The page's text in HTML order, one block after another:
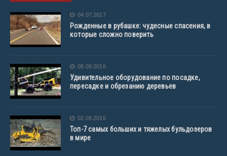
04.07.2017
Рожденные в рубашке: чудесные спасения, в
которые сложно поверить
08.09.2016
Удивительное оборудование по посадке,
пересадке и обрезанию деревьев
02.09.2016
Топ-7 самых больших и тяжелых бульдозеров
в мире